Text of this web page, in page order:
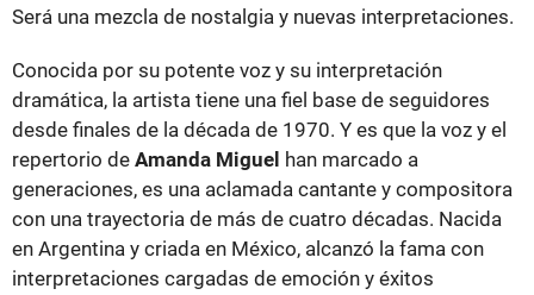
Será una mezcla de nostalgia y nuevas interpretaciones.
Conocida por su potente voz y su interpretación
dramática, la artista tiene una fiel base de seguidores
desde finales de la década de 1970. Y es que la voz y el
repertorio de Amanda Miguel han marcado a
generaciones, es una aclamada cantante y compositora
con una trayectoria de más de cuatro décadas. Nacida
en Argentina y criada en México, alcanzó la fama con
interpretaciones cargadas de emoción y éxitos